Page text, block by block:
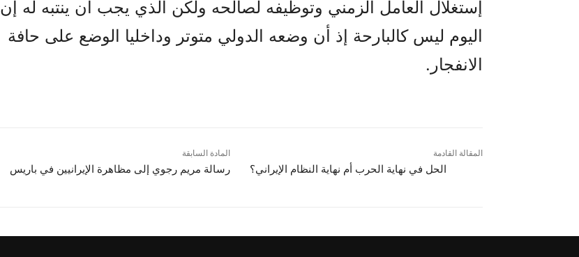
إستغلال العامل الزمني وتوظيفه لصالحه ولکن الذي يجب أن ينتبه له إن
اليوم ليس کالبارحة إذ أن وضعه الدولي متوتر وداخليا الوضع على حافة
الانفجار.
المادة السابقة
رسالة مريم رجوي إلى مظاهرة الإيرانيين في باريس
المقالة القادمة
الحل في نهاية الحرب أم نهاية النظام الإيراني؟